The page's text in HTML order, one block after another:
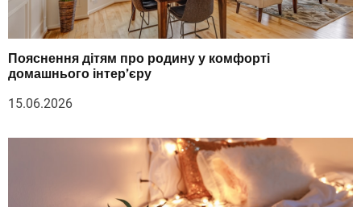
Пояснення дітям про родину у комфорті
домашнього інтер’єру
15.06.2026